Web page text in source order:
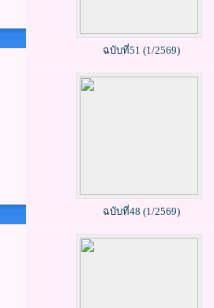
ฉบับที่51 (1/2569)
ฉบับที่48 (1/2569)